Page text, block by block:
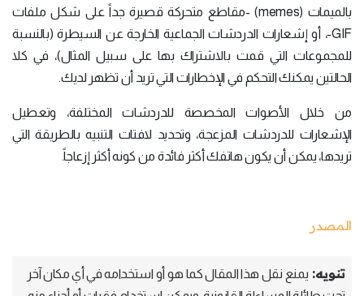
بالميمات (memes) -مقاطع متحركة قصيرة جداً على شكل ملفات
GIF-، أو إشعارات الدردشات الجماعية الخارجة عن السيطرة (بالنسبة
للمجموعات التي قمت بالاشتراك بها على سبيل المثال)، في كلا
الحالتين يمكنك التحكم في الإخطارات التي تريد أن تظهر لديك.
من خلال الأصوات المخصصة للدردشات المختلفة، وتعطيل
الإشعارات للدردشات المزعجة، وتحديد لافتات التنبيه بالطريقة التي
تريدها، يمكن أن يكون هاتفك أكثر فائدة من كونه أكثر إزعاجاً.
المصدر
تنويه: يمنع نقل هذا المقال كما هو أو استخدامه في أي مكان آخر